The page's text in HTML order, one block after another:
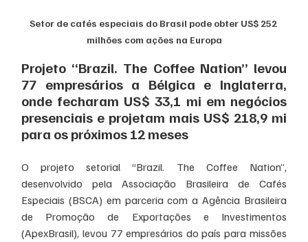
Setor de cafés especiais do Brasil pode obter US$ 252
milhões com ações na Europa
Projeto “Brazil. The Coffee Nation” levou
77 empresários a Bélgica e Inglaterra,
onde fecharam US$ 33,1 mi em negócios
presenciais e projetam mais US$ 218,9 mi
para os próximos 12 meses
O projeto setorial “Brazil. The Coffee Nation”,
desenvolvido pela Associação Brasileira de Cafés
Especiais (BSCA) em parceria com a Agência Brasileira
de Promoção de Exportações e Investimentos
(ApexBrasil), levou 77 empresários do país para missões